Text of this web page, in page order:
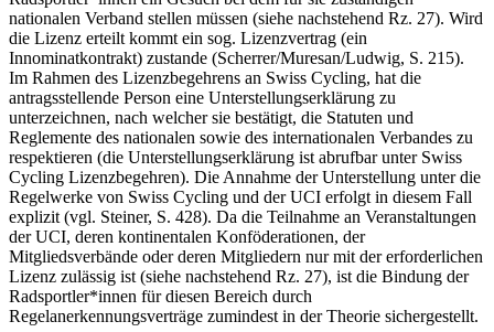
nationalen Verband stellen müssen (siehe nachstehend Rz. 27). Wird
die Lizenz erteilt kommt ein sog. Lizenzvertrag (ein
Innominatkontrakt) zustande (Scherrer/Muresan/Ludwig, S. 215).
Im Rahmen des Lizenzbegehrens an Swiss Cycling, hat die
antragsstellende Person eine Unterstellungserklärung zu
unterzeichnen, nach welcher sie bestätigt, die Statuten und
Reglemente des nationalen sowie des internationalen Verbandes zu
respektieren (die Unterstellungserklärung ist abrufbar unter Swiss
Cycling Lizenzbegehren). Die Annahme der Unterstellung unter die
Regelwerke von Swiss Cycling und der UCI erfolgt in diesem Fall
explizit (vgl. Steiner, S. 428). Da die Teilnahme an Veranstaltungen
der UCI, deren kontinentalen Konföderationen, der
Mitgliedsverbände oder deren Mitgliedern nur mit der erforderlichen
Lizenz zulässig ist (siehe nachstehend Rz. 27), ist die Bindung der
Radsportler*innen für diesen Bereich durch
Regelanerkennungsverträge zumindest in der Theorie sichergestellt.